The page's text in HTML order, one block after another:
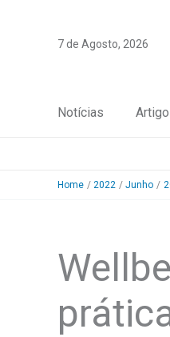
7 de Agosto, 2026
Notícias
Home 2022 Junho